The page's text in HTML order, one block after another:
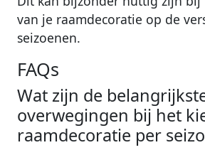
van je raamdecoratie op de
seizoenen.
FAQs
Wat zijn de
overwegingen bij het
raamdecoratie per